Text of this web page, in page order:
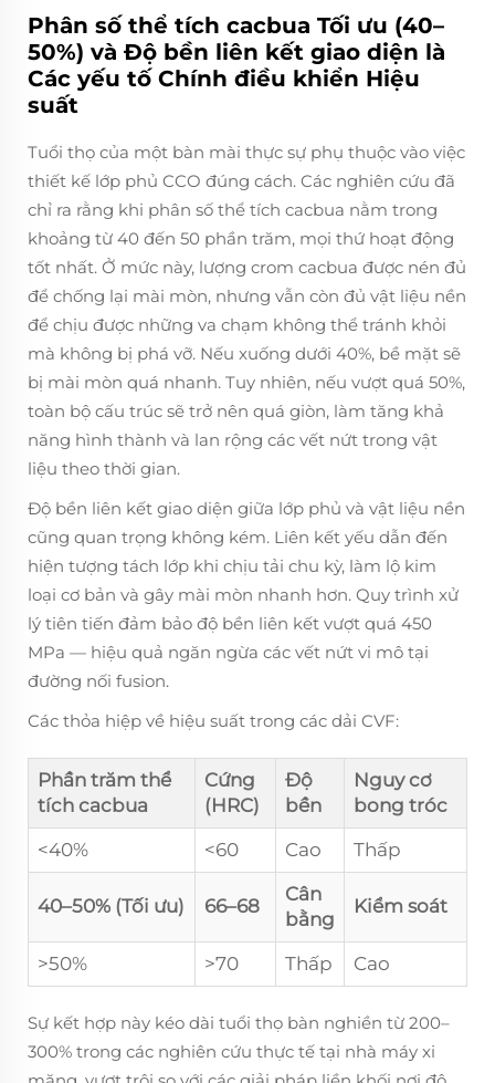
Phân số thể tích cacbua Tối ưu (40–
50%) và Độ bền liên kết giao diện là
Các yếu tố Chính điều khiển Hiệu
suất
Tuổi thọ của một bàn mài thực sự phụ thuộc vào việc
thiết kế lớp phủ CCO đúng cách. Các nghiên cứu đã
chỉ ra rằng khi phân số thể tích cacbua nằm trong
khoảng từ 40 đến 50 phần trăm, mọi thứ hoạt động
tốt nhất. Ở mức này, lượng crom cacbua được nén đủ
để chống lại mài mòn, nhưng vẫn còn đủ vật liệu nền
để chịu được những va chạm không thể tránh khỏi
mà không bị phá vỡ. Nếu xuống dưới 40%, bề mặt sẽ
bị mài mòn quá nhanh. Tuy nhiên, nếu vượt quá 50%,
toàn bộ cấu trúc sẽ trở nên quá giòn, làm tăng khả
năng hình thành và lan rộng các vết nứt trong vật
liệu theo thời gian.
Độ bền liên kết giao diện giữa lớp phủ và vật liệu nền
cũng quan trọng không kém. Liên kết yếu dẫn đến
hiện tượng tách lớp khi chịu tải chu kỳ, làm lộ kim
loại cơ bản và gây mài mòn nhanh hơn. Quy trình xử
lý tiên tiến đảm bảo độ bền liên kết vượt quá 450
MPa — hiệu quả ngăn ngừa các vết nứt vi mô tại
đường nối fusion.
Các thỏa hiệp về hiệu suất trong các dải CVF:
Phần trăm thể
tích cacbua
Cứng
(HRC)
Độ
bền
Nguy cơ
bong tróc
<40%
<60 Cao Thấp
40–50% (Tối ưu) 66–68
Cân
bằng
Kiểm soát
>50% >70 Thấp Cao
Sự kết hợp này kéo dài tuổi thọ bàn nghiền từ 200–
300% trong các nghiên cứu thực tế tại nhà máy xi